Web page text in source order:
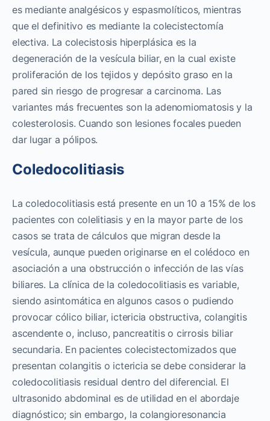
es mediante analgésicos y espasmolíticos, mientras
que el definitivo es mediante la colecistectomía
electiva. La colecistosis hiperplásica es la
degeneración de la vesícula biliar, en la cual existe
proliferación de los tejidos y depósito graso en la
pared sin riesgo de progresar a carcinoma. Las
variantes más frecuentes son la adenomiomatosis y la
colesterolosis. Cuando son lesiones focales pueden
dar lugar a pólipos.
Coledocolitiasis
La coledocolitiasis está presente en un 10 a 15% de los
pacientes con colelitiasis y en la mayor parte de los
casos se trata de cálculos que migran desde la
vesícula, aunque pueden originarse en el colédoco en
asociación a una obstrucción o infección de las vías
biliares. La clínica de la coledocolitiasis es variable,
siendo asintomática en algunos casos o pudiendo
provocar cólico biliar, ictericia obstructiva, colangitis
ascendente o, incluso, pancreatitis o cirrosis biliar
secundaria. En pacientes colecistectomizados que
presentan colangitis o ictericia se debe considerar la
coledocolitiasis residual dentro del diferencial. El
ultrasonido abdominal es de utilidad en el abordaje
diagnóstico; sin embargo, la colangioresonancia